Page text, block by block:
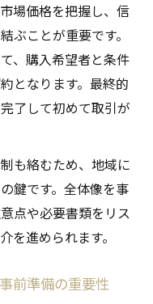
マナーとその影響
避ける実践的対策
買仲介マナー
応の重要性を解
くコミュニケーシ
滑に進めるポイ
き売買仲介の基本
場価格を把握し、信
ぶことが重要です。
、購入希望者と条件
となります。最終的
了して初めて取引が
も絡むため、地域に
鍵です。全体像を事
点や必要書類をリス
を進められます。
前準備の重要性